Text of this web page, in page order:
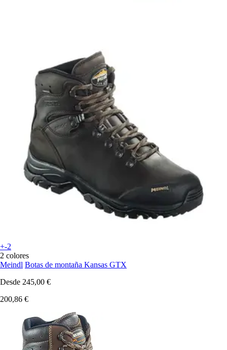
+-2
2 colores
Meindl Botas de montaña Kansas GTX
Desde 245,00 €
200,86 €